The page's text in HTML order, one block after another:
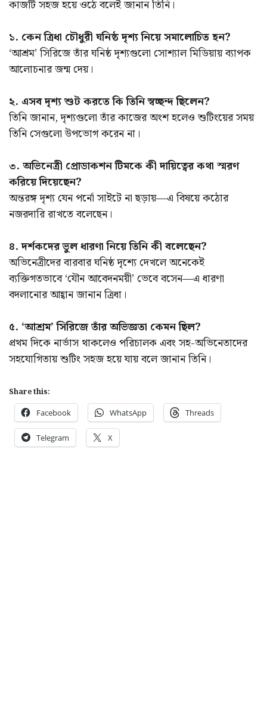
কাজটি সহজ হয়ে ওঠে বলেই জানান তিনি।
১. কেন ত্রিধা চৌধুরী ঘনিষ্ঠ দৃশ্য নিয়ে সমালোচিত হন?
‘আশ্রম’ সিরিজে তাঁর ঘনিষ্ঠ দৃশ্যগুলো সোশ্যাল মিডিয়ায় ব্যাপক
আলোচনার জন্ম দেয়।
২. এসব দৃশ্য শুট করতে কি তিনি স্বচ্ছন্দ ছিলেন?
তিনি জানান, দৃশ্যগুলো তাঁর কাজের অংশ হলেও শুটিংয়ের সময়
তিনি সেগুলো উপভোগ করেন না।
৩. অভিনেত্রী প্রোডাকশন টিমকে কী দায়িত্বের কথা স্মরণ
করিয়ে দিয়েছেন?
অন্তরঙ্গ দৃশ্য যেন পর্নো সাইটে না ছড়ায়—এ বিষয়ে কঠোর
নজরদারি রাখতে বলেছেন।
৪. দর্শকদের ভুল ধারণা নিয়ে তিনি কী বলেছেন?
অভিনেত্রীদের বারবার ঘনিষ্ঠ দৃশ্যে দেখলে অনেকেই
ব্যক্তিগতভাবে ‘যৌন আবেদনময়ী’ ভেবে বসেন—এ ধারণা
বদলানোর আহ্বান জানান ত্রিধা।
৫. ‘আশ্রম’ সিরিজে তাঁর অভিজ্ঞতা কেমন ছিল?
প্রথম দিকে নার্ভাস থাকলেও পরিচালক এবং সহ-অভিনেতাদের
সহযোগিতায় শুটিং সহজ হয়ে যায় বলে জানান তিনি।
Share this:
Facebook WhatsApp Threads
Telegram X